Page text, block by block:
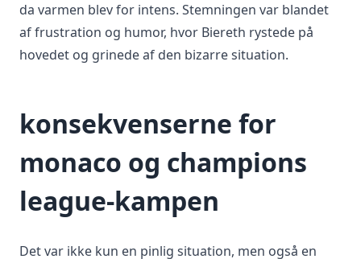
da varmen blev for intens. Stemningen var blandet
af frustration og humor, hvor Biereth rystede på
hovedet og grinede af den bizarre situation.
konsekvenserne for
monaco og champions
league-kampen
Det var ikke kun en pinlig situation, men også en